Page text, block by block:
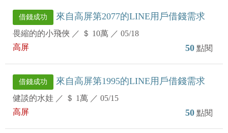
借錢成功 來自高屏第2077的LINE用戶借錢需求
畏縮的的小飛俠 ／ ＄ 10萬 ／ 05/18
高屏
50 點閱
借錢成功 來自高屏第1995的LINE用戶借錢需求
健談的水娃 ／ ＄ 1萬 ／ 05/15
高屏
50 點閱